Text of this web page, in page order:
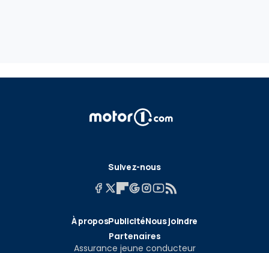
Suivez-nous
À proposPublicitéNous joindre
Partenaires
Assurance jeune conducteur